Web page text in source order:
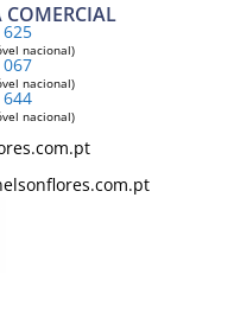
COMERCIAL
nacional)
nacional)
nacional)